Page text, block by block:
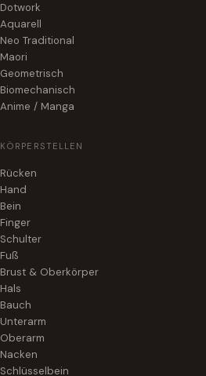
Dotwork
Aquarell
Neo Traditional
Maori
Geometrisch
Biomechanisch
Anime / Manga
KÖRPERSTELLEN
Rücken
Hand
Bein
Finger
Schulter
Fuß
Brust & Oberkörper
Hals
Bauch
Unterarm
Oberarm
Nacken
Schlüsselbein